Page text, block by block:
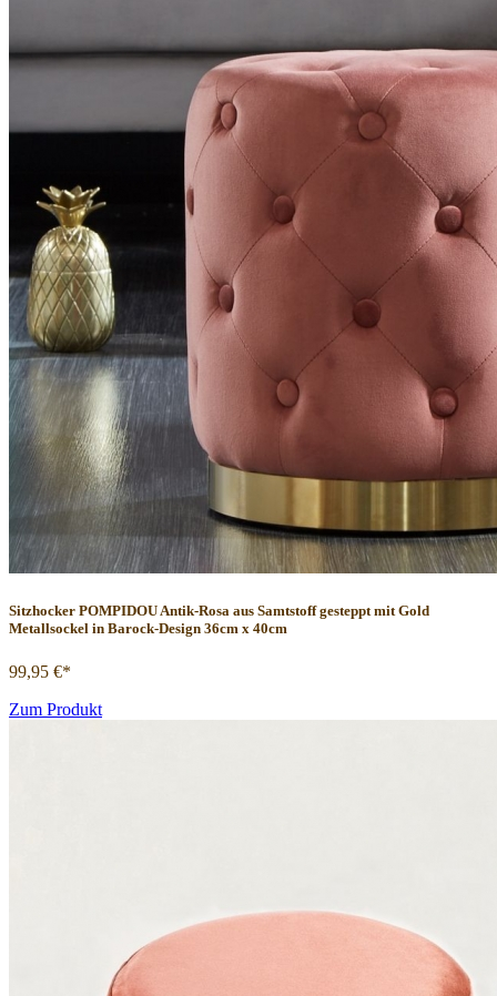
Sitzhocker POMPIDOU Antik-Rosa aus Samtstoff gesteppt mit Gold
Metallsockel in Barock-Design 36cm x 40cm
99,95 €*
Zum Produkt